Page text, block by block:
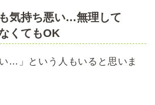
気持ち悪い…無理して
くてもOK
…」という人もいると思いま